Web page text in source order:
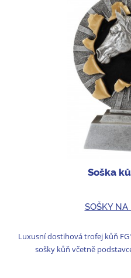
Soška
SOŠKY NA
Luxusní dostihová trofej kůň
sošky kůň včetně